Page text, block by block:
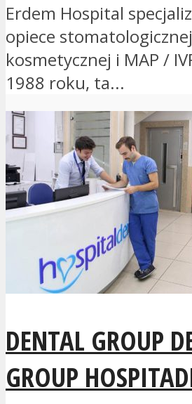
Erdem Hospital
opiece
kosmetycznej i MAP /
1988 roku, ta...
DENTAL GROUP
GROUP